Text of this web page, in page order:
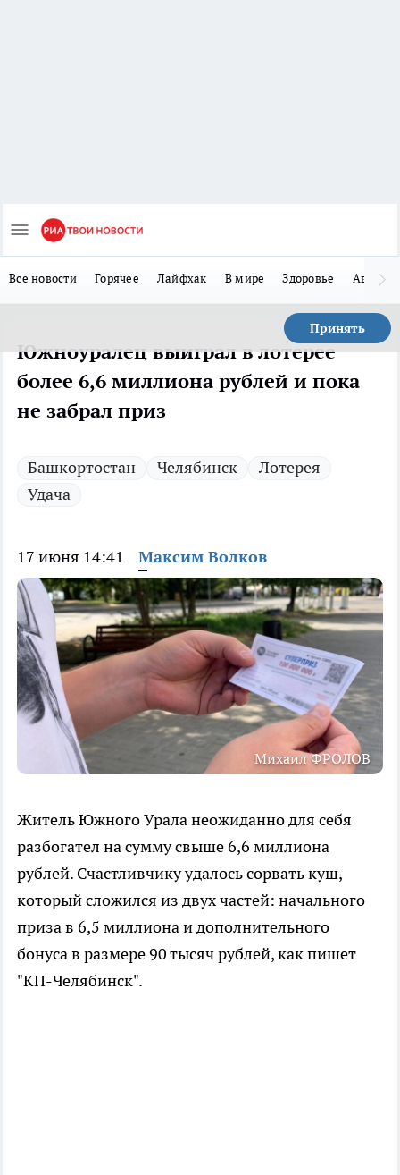
Все новости Горячее Лайфхак В мире Здоровье Авто
Принять
Южноуралец выиграл в лотерее
более 6,6 миллиона рублей и пока
не забрал приз
Башкортостан Челябинск
Лотерея
Удача
17 июня 14:41 Максим Волков
Михаил ФРОЛОВ
Житель Южного Урала неожиданно для себя
разбогател на сумму свыше 6,6 миллиона
рублей. Счастливчику удалось сорвать куш,
который сложился из двух частей: начального
приза в 6,5 миллиона и дополнительного
бонуса в размере 90 тысяч рублей, как пишет
"КП-Челябинск".